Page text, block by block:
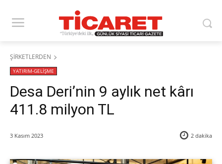
ŞİRKETLERDEN
YATIRIM-GELİŞME
Desa Deri’nin 9 aylık net kârı
411.8 milyon TL
3 Kasım 2023 2 dakika